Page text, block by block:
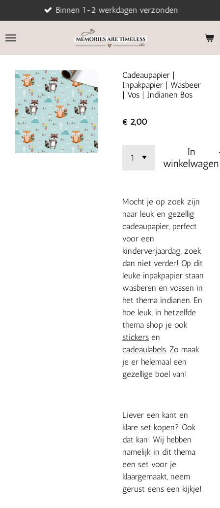
direct
naar
Binnen 1-2 werkdagen verzonden
Cadeaupapier |
Inpakpapier | Wasbeer
| Vos | Indianen Bos
€ 2,00
In
winkelwagen
Mocht je op zoek zijn
naar leuk en gezellig
cadeaupapier, perfect
voor een
kinderverjaardag, zoek
dan niet verder! Op dit
leuke inpakpapier staan
wasberen en vossen in
het thema indianen. En
hoe leuk, in hetzelfde
thema shop je ook
stickers en
cadeaulabels . Zo maak
je er helemaal een
gezellige boel van!
Liever een kant en
klare set kopen? Ook
dat kan! Wij hebben
namelijk in dit thema
een set voor je
klaargemaakt, neem
gerust eens een kijkje!